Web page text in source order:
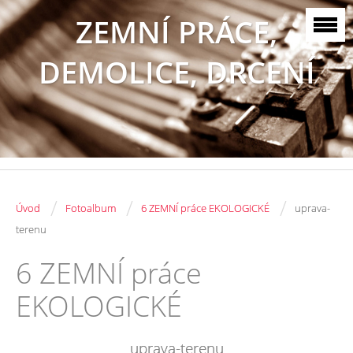
ZEMNÍ PRÁCE,
DEMOLICE, DRCENÍ
Úvod / Fotoalbum / 6 ZEMNÍ práce EKOLOGICKÉ /
uprava-
terenu
6 ZEMNÍ práce
EKOLOGICKÉ
uprava-terenu